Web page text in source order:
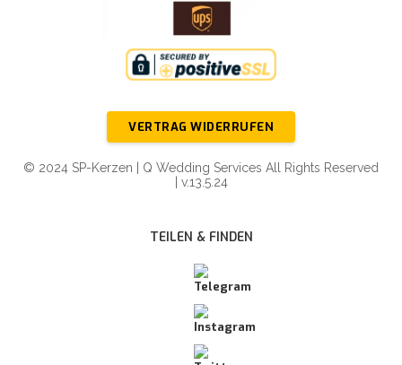
VERTRAG WIDERRUFEN
© 2024 SP-Kerzen | Q Wedding Services All Rights Reserved
| v.13.5.24
TEILEN & FINDEN